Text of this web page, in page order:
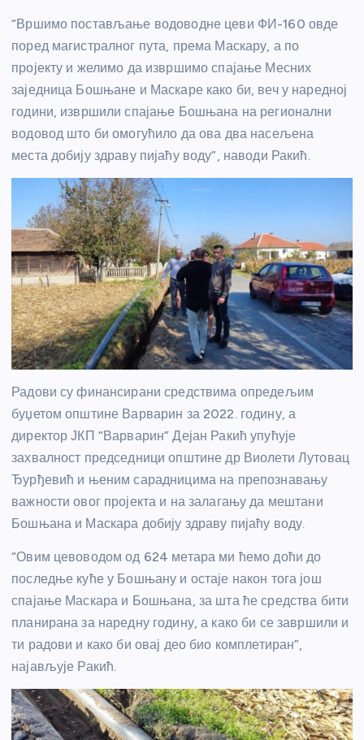
“Вршимо постављање водоводне цеви ФИ-160 овде
поред магистралног пута, према Маскару, а по
пројекту и желимо да извршимо спајање Месних
заједница Бошњане и Маскаре како би, веч у наредној
години, извршили спајање Бошњана на регионални
водовод што би омогућило да ова два насељена
места добију здраву пијаћу воду”, наводи Ракић.
Радови су финансирани средствима опредељим
буџетом општине Варварин за 2022. годину, а
директор ЈКП “Варварин” Дејан Ракић упућује
захвалност председници општине др Виолети Лутовац
Ђурђевић и њеним сарадницима на препознавању
важности овог пројекта и на залагању да мештани
Бошњана и Маскара добију здраву пијаћу воду.
“Овим цевоводом од 624 метара ми ћемо доћи до
последње куће у Бошњану и остаје након тога још
спајање Маскара и Бошњана, за шта ће средства бити
планирана за наредну годину, а како би се завршили и
ти радови и како би овај део био комплетиран”,
најављује Ракић.